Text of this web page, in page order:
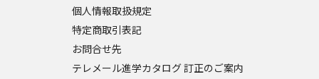
個人情報取扱規定
特定商取引表記
お問合せ先
テレメール進学カタログ 訂正のご案内